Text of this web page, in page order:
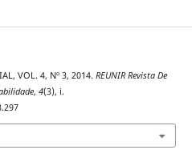
VOL. 4, Nº 3, 2014. REUNIR Revista De
, 4(3), i.